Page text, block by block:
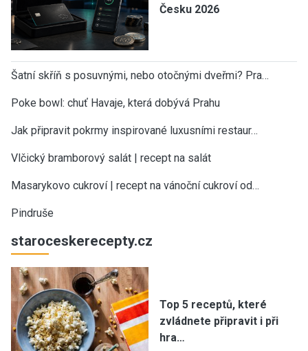
Česku 2026
Šatní skříň s posuvnými, nebo otočnými dveřmi? Pra…
Poke bowl: chuť Havaje, která dobývá Prahu
Jak připravit pokrmy inspirované luxusními restaur…
Vlčický bramborový salát | recept na salát
Masarykovo cukroví | recept na vánoční cukroví od…
Pindruše
staroceskerecepty.cz
Top 5 receptů, které
zvládnete připravit i při
hra…